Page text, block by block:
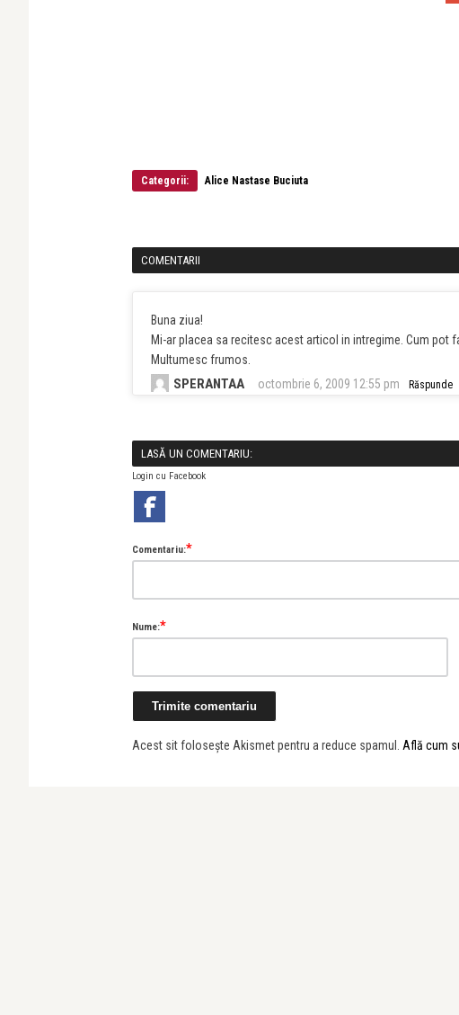
Categorii: Alice Nastase Buciuta
COMENTARII
Buna ziua!
Mi-ar placea sa recitesc acest articol in intregime. Cum pot
Multumesc frumos.
SPERANTAA octombrie 6, 2009 12:55 pm Răspunde
LASĂ UN COMENTARIU:
Login cu Facebook
Comentariu:*
Nume:*
Acest sit folosește Akismet pentru a reduce spamul. Află cum